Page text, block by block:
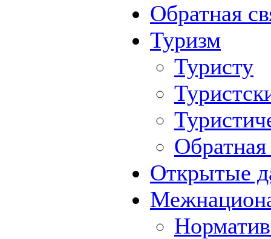
Обратная
Туризм
Туристу
Обратная
Открытые